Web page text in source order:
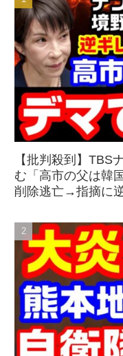
【批判殺到】TBS
む「高市の父は韓
削除逃亡→指摘に